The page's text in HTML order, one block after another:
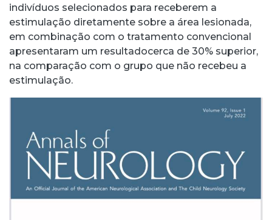
indivíduos selecionados para receberem a
estimulação diretamente sobre a área lesionada,
em combinação com o tratamento convencional
apresentaram um resultadocerca de 30% superior,
na comparação com o grupo que não recebeu a
estimulação.